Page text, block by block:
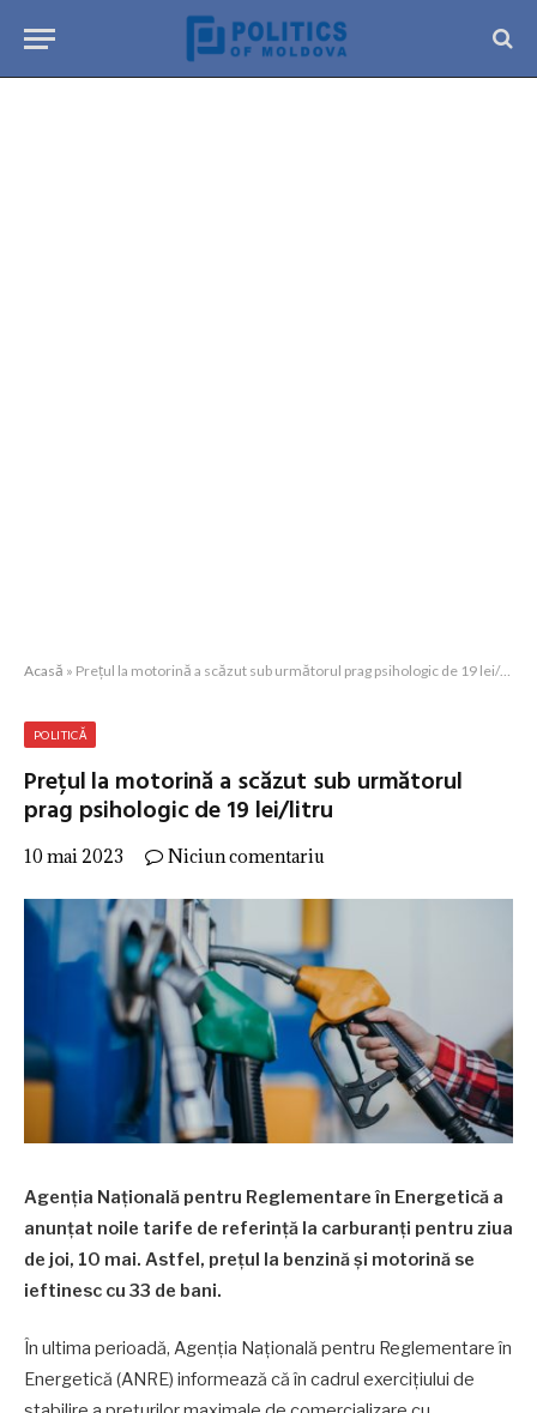
Acasă » Prețul la motorină a scăzut sub următorul prag psihologic de 19 lei/litru
POLITICĂ
Prețul la motorină a scăzut sub următorul
prag psihologic de 19 lei/litru
10 mai 2023 Niciun comentariu
Agenția Națională pentru Reglementare în Energetică a
anunțat noile tarife de referință la carburanți pentru ziua
de joi, 10 mai. Astfel, prețul la benzină și motorină se
ieftinesc cu 33 de bani.
În ultima perioadă, Agenția Națională pentru Reglementare în
Energetică (ANRE) informează că în cadrul exercițiului de